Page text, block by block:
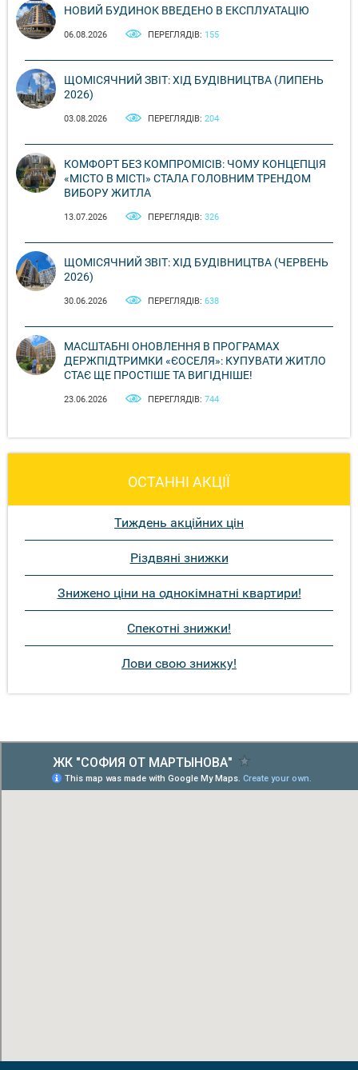
НОВИЙ БУДИНОК ВВЕДЕНО В ЕКСПЛУАТАЦІЮ
06.08.2026 ПЕРЕГЛЯДІВ: 155
ЩОМІСЯЧНИЙ ЗВІТ: ХІД БУДІВНИЦТВА (ЛИПЕНЬ
2026)
03.08.2026 ПЕРЕГЛЯДІВ: 204
КОМФОРТ БЕЗ КОМПРОМІСІВ: ЧОМУ КОНЦЕПЦІЯ
«МІСТО В МІСТІ» СТАЛА ГОЛОВНИМ ТРЕНДОМ
ВИБОРУ ЖИТЛА
13.07.2026 ПЕРЕГЛЯДІВ: 326
ЩОМІСЯЧНИЙ ЗВІТ: ХІД БУДІВНИЦТВА (ЧЕРВЕНЬ
2026)
30.06.2026 ПЕРЕГЛЯДІВ: 638
МАСШТАБНІ ОНОВЛЕННЯ В ПРОГРАМАХ
ДЕРЖПІДТРИМКИ «ЄОСЕЛЯ»: КУПУВАТИ ЖИТЛО
СТАЄ ЩЕ ПРОСТІШЕ ТА ВИГІДНІШЕ!
23.06.2026 ПЕРЕГЛЯДІВ: 744
ОСТАННІ АКЦІЇ
Тиждень акційних цін
Різдвяні знижки
Знижено ціни на однокімнатні квартири!
Спекотні знижки!
Лови свою знижку!